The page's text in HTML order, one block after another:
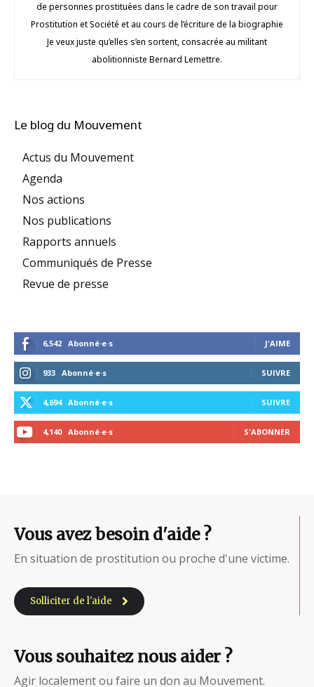
de personnes prostituées dans le cadre de son travail pour
Prostitution et Société et au cours de l’écriture de la biographie
Je veux juste qu’elles s’en sortent, consacrée au militant
abolitionniste Bernard Lemettre.
Le blog du Mouvement
Actus du Mouvement
Agenda
Nos actions
Nos publications
Rapports annuels
Communiqués de Presse
Revue de presse
6,542 Abonné·e·s J'AIME
933 Abonné·e·s SUIVRE
4,694 Abonné·e·s SUIVRE
4,140 Abonné·e·s S'ABONNER
Vous avez besoin d'aide ?
En situation de prostitution ou proche d'une victime.
Solliciter de l'aide
Vous souhaitez nous aider ?
Agir localement ou faire un don au Mouvement.